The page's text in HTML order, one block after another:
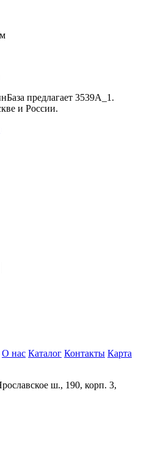
предлагает 3539A_1.
и России.
О нас Каталог Контакты Карта
ш., 190, корп. 3,